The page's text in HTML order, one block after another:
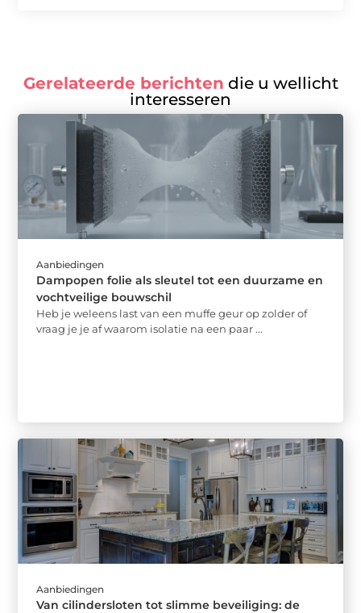
Gerelateerde berichten die u wellicht
interesseren
Aanbiedingen
Dampopen folie als sleutel tot een duurzame en
vochtveilige bouwschil
Heb je weleens last van een muffe geur op zolder of
vraag je je af waarom isolatie na een paar ...
Aanbiedingen
Van cilindersloten tot slimme beveiliging: de